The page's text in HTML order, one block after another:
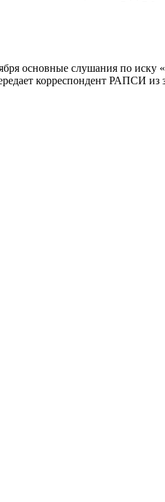
основные слушания по иску
корреспондент РАПСИ из